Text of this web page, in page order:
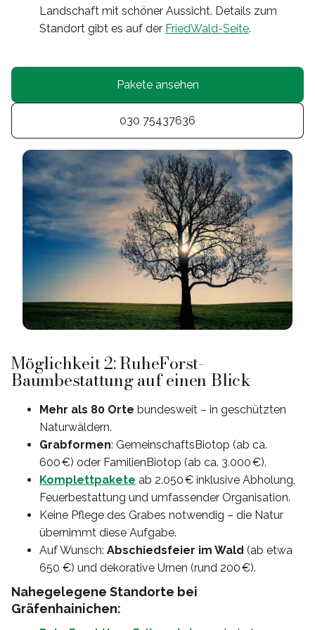
Landschaft mit schöner Aussicht. Details zum
Standort gibt es auf der FriedWald-Seite.
Pakete ansehen
030 75437636
Möglichkeit 2: RuheForst-
Baumbestattung auf einen Blick
Mehr als 80 Orte bundesweit – in geschützten
Naturwäldern.
Grabformen: GemeinschaftsBiotop (ab ca.
600 €) oder FamilienBiotop (ab ca. 3.000 €).
Komplettpakete ab 2.050 € inklusive Abholung,
Feuerbestattung und umfassender Organisation.
Keine Pflege des Grabes notwendig – die Natur
übernimmt diese Aufgabe.
Auf Wunsch: Abschiedsfeier im Wald (ab etwa
650 €) und dekorative Urnen (rund 200 €).
Nahegelegene Standorte bei
Gräfenhainichen: